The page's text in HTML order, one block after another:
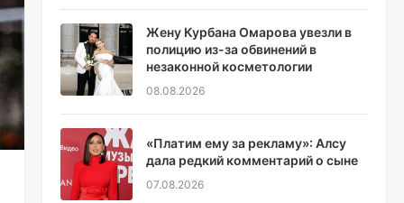
Жену Курбана Омарова увезли в
полицию из-за обвинений в
незаконной косметологии
08.08.2026
«Платим ему за рекламу»: Алсу
дала редкий комментарий о сыне
07.08.2026